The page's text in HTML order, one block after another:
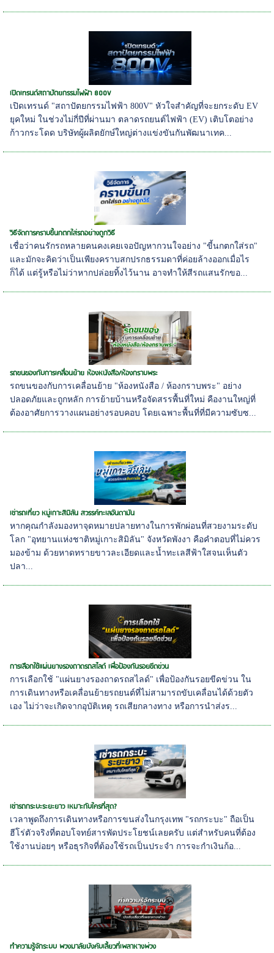
เปิดเทรนด์สถาปัตยกรรมไฟฟ้า 800V
เปิดเทรนด์ "สถาปัตยกรรมไฟฟ้า 800V" หัวใจสำคัญที่จะยกระดับ EV
ยุคใหม่ ในช่วงไม่กี่ปีที่ผ่านมา ตลาดรถยนต์ไฟฟ้า (EV) เติบโตอย่าง
ก้าวกระโดด บริษัทผู้ผลิตยักษ์ใหญ่ต่างแข่งขันกันพัฒนาเทค...
วิธีจัดการคราบขี้นกตกใส่รถอย่างถูกวิธี
เชื่อว่าคนรักรถหลายคนคงเคยเจอปัญหากวนใจอย่าง "ขี้นกตกใส่รถ"
และมักจะคิดว่าเป็นเพียงคราบสกปรกธรรมดาที่ค่อยล้างออกเมื่อไร
ก็ได้ แต่รู้หรือไม่ว่าหากปล่อยทิ้งไว้นาน อาจทำให้สีรถแสนรักขอ...
รถขนของกับการเคลื่อนย้าย ห้องหนังสือ/ห้องกราบพระ
รถขนของกับการเคลื่อนย้าย "ห้องหนังสือ / ห้องกราบพระ" อย่าง
ปลอดภัยและถูกหลัก การย้ายบ้านหรือจัดสรรพื้นที่ใหม่ คืองานใหญ่ที่
ต้องอาศัยการวางแผนอย่างรอบคอบ โดยเฉพาะพื้นที่ที่มีความซับซ...
เช่ารถเที่ยว หมู่เกาะสิมิลัน สวรรค์ทะเลอันดามัน
หากคุณกำลังมองหาจุดหมายปลายทางในการพักผ่อนที่สวยงามระดับ
โลก "อุทยานแห่งชาติหมู่เกาะสิมิลัน" จังหวัดพังงา คือคำตอบที่ไม่ควร
มองข้าม ด้วยหาดทรายขาวละเอียดและน้ำทะเลสีฟ้าใสจนเห็นตัว
ปลา...
การเลือกใช้แผ่นยางรองถาดรถสไลด์ เพื่อป้องกันรอยขีดข่วน
การเลือกใช้ "แผ่นยางรองถาดรถสไลด์" เพื่อป้องกันรอยขีดข่วน ใน
การเดินทางหรือเคลื่อนย้ายรถยนต์ที่ไม่สามารถขับเคลื่อนได้ด้วยตัว
เอง ไม่ว่าจะเกิดจากอุบัติเหตุ รถเสียกลางทาง หรือการนำส่งร...
เช่ารถกระบะระยะยาว เหมาะกับใครที่สุด?
เวลาพูดถึงการเดินทางหรือการขนส่งในกรุงเทพ "รถกระบะ" ถือเป็น
ฮีโร่ตัวจริงที่ตอบโจทย์สารพัดประโยชน์เลยครับ แต่สำหรับคนที่ต้อง
ใช้งานบ่อยๆ หรือธุรกิจที่ต้องใช้รถเป็นประจำ การจะกำเงินก้อ...
ทำความรู้จักระบบ พวงมาลัยบังคับเลี้ยวที่เพลาหางพ่วง